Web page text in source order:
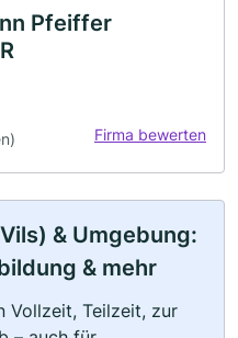
Pfeiffer
Firma bewerten
& Umgebung:
& mehr
Vollzeit, Teilzeit, zur